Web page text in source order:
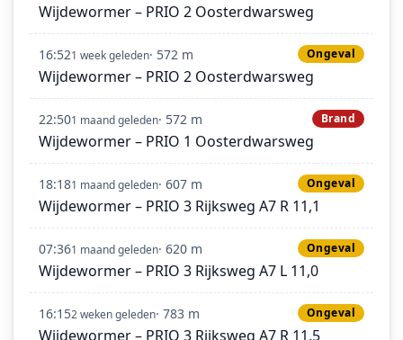
Wijdewormer – PRIO 2 Oosterdwarsweg
16:521 week geleden· 572 m Ongeval
Wijdewormer – PRIO 2 Oosterdwarsweg
22:501 maand geleden· 572 m Brand
Wijdewormer – PRIO 1 Oosterdwarsweg
18:181 maand geleden· 607 m Ongeval
Wijdewormer – PRIO 3 Rijksweg A7 R 11,1
07:361 maand geleden· 620 m Ongeval
Wijdewormer – PRIO 3 Rijksweg A7 L 11,0
16:152 weken geleden· 783 m Ongeval
Wijdewormer – PRIO 3 Rijksweg A7 R 11,5